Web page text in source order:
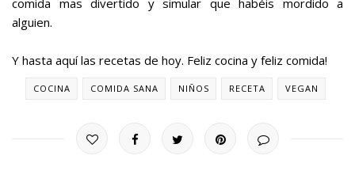
alguien.
Y hasta aquí las recetas de hoy. Feliz cocina y feliz comida!
COCINA COMIDA SANA NIÑOS RECETA VEGAN